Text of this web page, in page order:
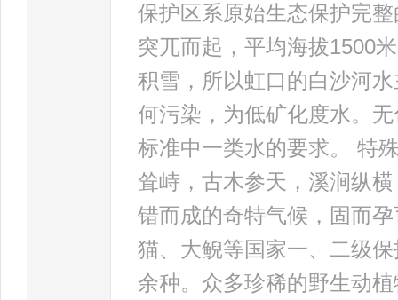
保护区系原始生态保护完
突兀而起，平均海拔1500
积雪，所以虹口的白沙河
何污染，为低矿化度水。
标准中一类水的要求。 特
耸峙，古木参天，溪涧纵
错而成的奇特气候，固而
猫、大鲵等国家一、二级
余种。众多珍稀的野生动